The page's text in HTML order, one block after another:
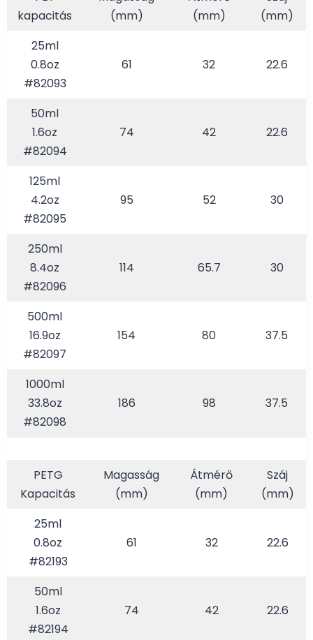
kapacitás
(mm)
(mm)
(mm)
25ml
0.8oz
#82093
61 32 22.6
50ml
1.6oz
#82094
74 42 22.6
125ml
4.2oz
#82095
95 52 30
250ml
8.4oz
#82096
114 65.7 30
500ml
16.9oz
#82097
154 80 37.5
1000ml
33.8oz
#82098
186 98 37.5
PETG
Kapacitás
Magasság
(mm)
Átmérő
(mm)
Száj
(mm)
25ml
0.8oz
#82193
61 32 22.6
50ml
1.6oz
#82194
74 42 22.6